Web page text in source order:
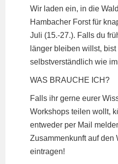
Wir laden ein, in die
Hambacher Forst für
Juli (15.-27.). Falls du
länger bleiben willst, bist
selbstverständlich wie
WAS BRAUCHE ICH?
Falls ihr gerne eurer
Workshops teilen wollt,
entweder per Mail
Zusammenkunft auf den
eintragen!